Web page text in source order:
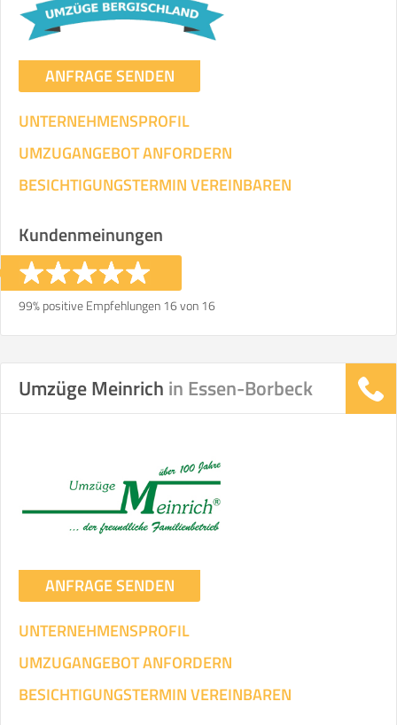
ANFRAGE SENDEN
UNTERNEHMENSPROFIL
UMZUGANGEBOT ANFORDERN
BESICHTIGUNGSTERMIN VEREINBAREN
Kundenmeinungen
99% positive Empfehlungen 16 von 16
Umzüge Meinrich in Essen-Borbeck
ANFRAGE SENDEN
UNTERNEHMENSPROFIL
UMZUGANGEBOT ANFORDERN
BESICHTIGUNGSTERMIN VEREINBAREN